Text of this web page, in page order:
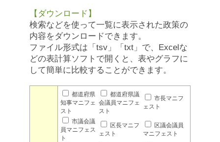
【ダウンロード】
検索などを使って一覧に表示された政策の
内容をダウンロードできます。
ファイル形式は「tsv」「txt」で、Excelな
どの表計算ソフトで開くと、表やグラフに
して簡単に比較することができます。
都道府県
知事マニフェ
スト
都道府県議
会議員マニフェ
スト
市長マニフ
ェスト
市議会議
員マニフェス
ト
区長マニフ
ェスト
区議会議員
マニフェスト